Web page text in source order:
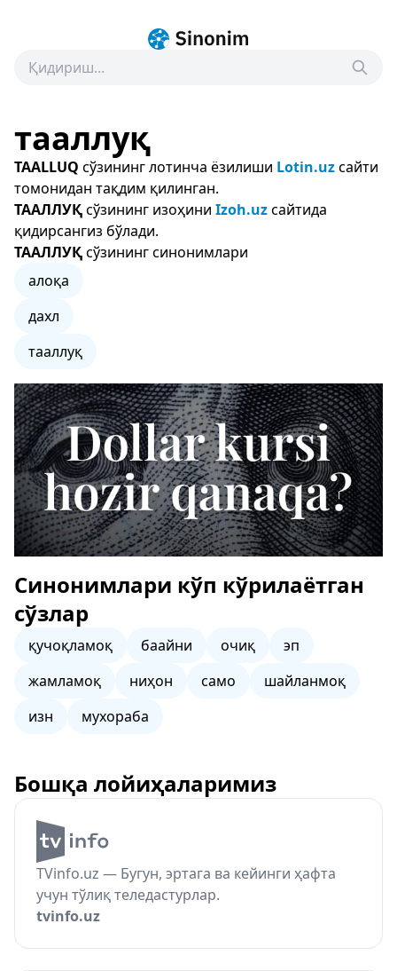
тааллуқ
TAALLUQ сўзининг лотинча ёзилиши Lotin.uzсайти
томонидан тақдим қилинган.
ТААЛЛУҚсўзининг изоҳини Izoh.uzсайтида
қидирсангиз бўлади.
ТААЛЛУҚсўзининг синонимлари
алоқа
дахл
тааллуқ
Синонимлари кўп кўрилаётган
сўзлар
қучоқламоқ баайни очиқ
эп
жамламоқ
ниҳон само
шайланмоқ
изн
мухораба
Бошқа лойиҳаларимиз
TVinfo.uz — Бугун, эртага ва кейинги ҳафта
учун тўлиқ теледастурлар.
tvinfo.uz